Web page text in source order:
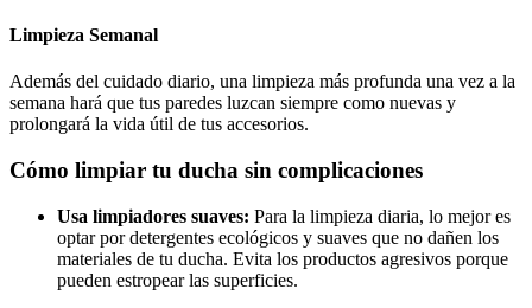
Limpieza Semanal
Además del cuidado diario, una limpieza más profunda una vez a la
semana hará que tus paredes luzcan siempre como nuevas y
prolongará la vida útil de tus accesorios.
Cómo limpiar tu ducha sin complicaciones
Usa limpiadores suaves: Para la limpieza diaria, lo mejor es
optar por detergentes ecológicos y suaves que no dañen los
materiales de tu ducha. Evita los productos agresivos porque
pueden estropear las superficies.